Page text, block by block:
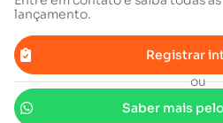
lançamento.
Registrar
ou
Saber mais